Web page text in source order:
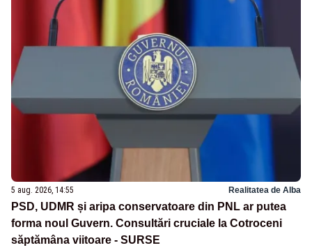
5 aug. 2026, 14:55 Realitatea de Alba
PSD, UDMR și aripa conservatoare din PNL ar putea
forma noul Guvern. Consultări cruciale la Cotroceni
săptămâna viitoare - SURSE